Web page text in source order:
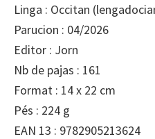
Linga : Occitan
Parucion : 04/2026
Editor : Jorn
Nb de pajas : 161
Format : 14 x 22 cm
Pés : 224 g
EAN 13 : 9782905213624